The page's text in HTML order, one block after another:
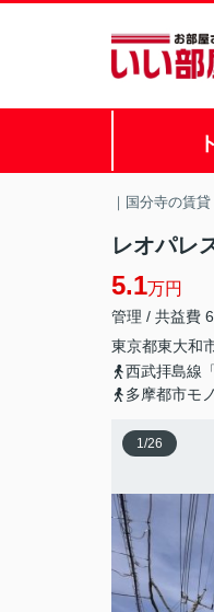
｜国分寺の賃
レオパレ
5.1万円
管理 / 共益費
東京都東大和
西武拝島線
多摩都市モ
1/26